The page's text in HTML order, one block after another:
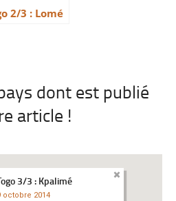
2/3 : Lomé
dont est publié
article !
3/3 : Kpalimé
octobre 2014